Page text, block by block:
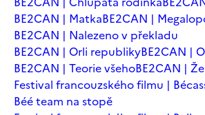
BE2CAN | MatkaBE2CAN |
BE2CAN | Nalezeno v překladu
BE2CAN | Orli republikyBE2CAN |
BE2CAN | Teorie všehoBE2CAN |
Festival francouzského filmu |
Béé team na stopě